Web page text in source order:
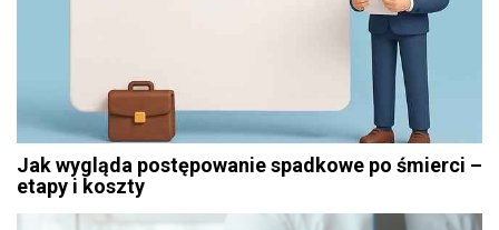
Jak wygląda postępowanie spadkowe po śmierci –
etapy i koszty